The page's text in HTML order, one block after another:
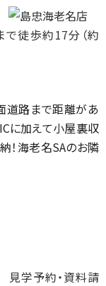
徒歩約17分（約
道路まで距離があ
に加えて小屋裏収
！海老名SAのお隣
見学予約・資料請